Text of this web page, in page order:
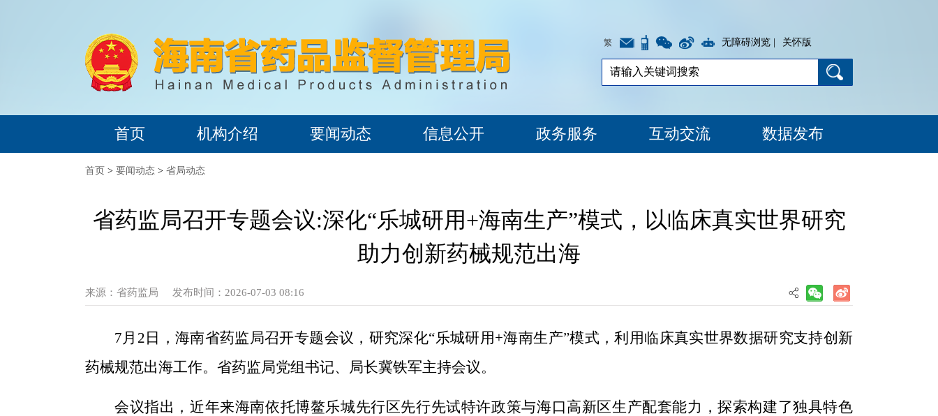
繁 无障碍浏览 | 关怀版
首页 机构介绍 要闻动态 信息公开 政务服务 互动交流 数据发布
首页 > 要闻动态 > 省局动态
省药监局召开专题会议:深化“乐城研用+海南生产”模式，以临床真实世界研究
助力创新药械规范出海
来源： 省药监局 发布时间：2026-07-03 08:16
7月2日 ，海南省药监局召开专题会议，研究深化“乐城研用+海南生产”模式 ，利用临床真实世界数据研究支持创新
药械规范出海工作。省药监局党组书记、局长冀铁军主持会议。
会议指出，近年来海南依托博鳌乐城先行区先行先试特许政策与海口高新区生产配套能力，探索构建了独具特色